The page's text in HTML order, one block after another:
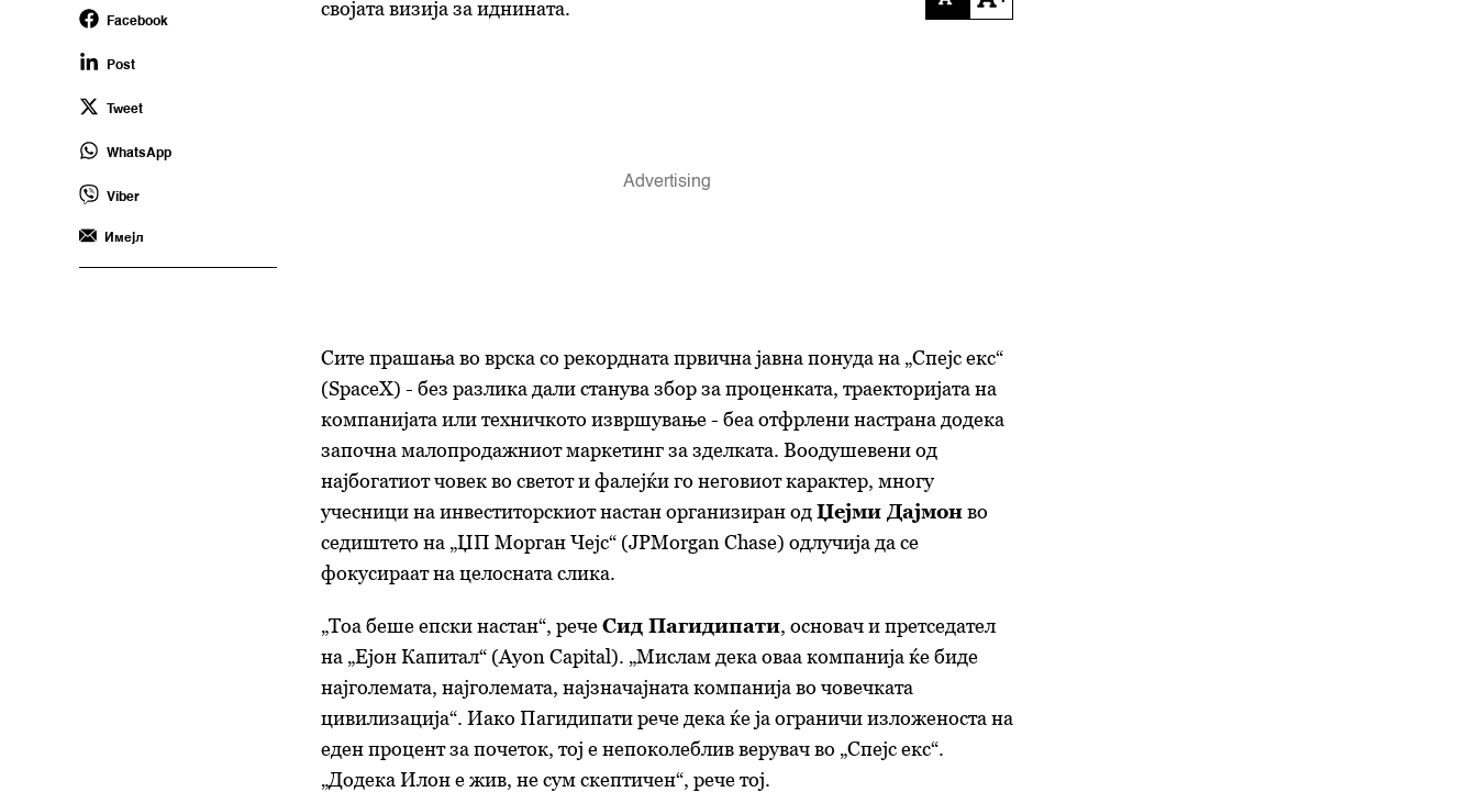
Facebook
Post
Tweet
WhatsApp
Viber
Имејл
својата визија за иднината.
Сите прашања во врска со рекордната првична јавна понуда на „Спејс екс“
(SpaceX) - без разлика дали станува збор за проценката, траекторијата на
компанијата или техничкото извршување - беа отфрлени настрана додека
започна малопродажниот маркетинг за зделката. Воодушевени од
најбогатиот човек во светот и фалејќи го неговиот карактер, многу
учесници на инвеститорскиот настан организиран одЏејми Дајмонво
седиштето на „ЏП Морган Чејс“ (JPMorgan Chase) одлучија да се
фокусираат на целосната слика.
„Тоа беше епски настан“, речеСид Пагидипати, основач и претседател
на „Ејон Капитал“ (Ayon Capital). „Мислам дека оваа компанија ќе биде
најголемата, најголемата, најзначајната компанија во човечката
цивилизација“. Иако Пагидипати рече дека ќе ја ограничи изложеноста на
еден процент за почеток, тој е непоколеблив верувач во „Спејс екс“.
„Додека Илон е жив, не сум скептичен“, рече тој.